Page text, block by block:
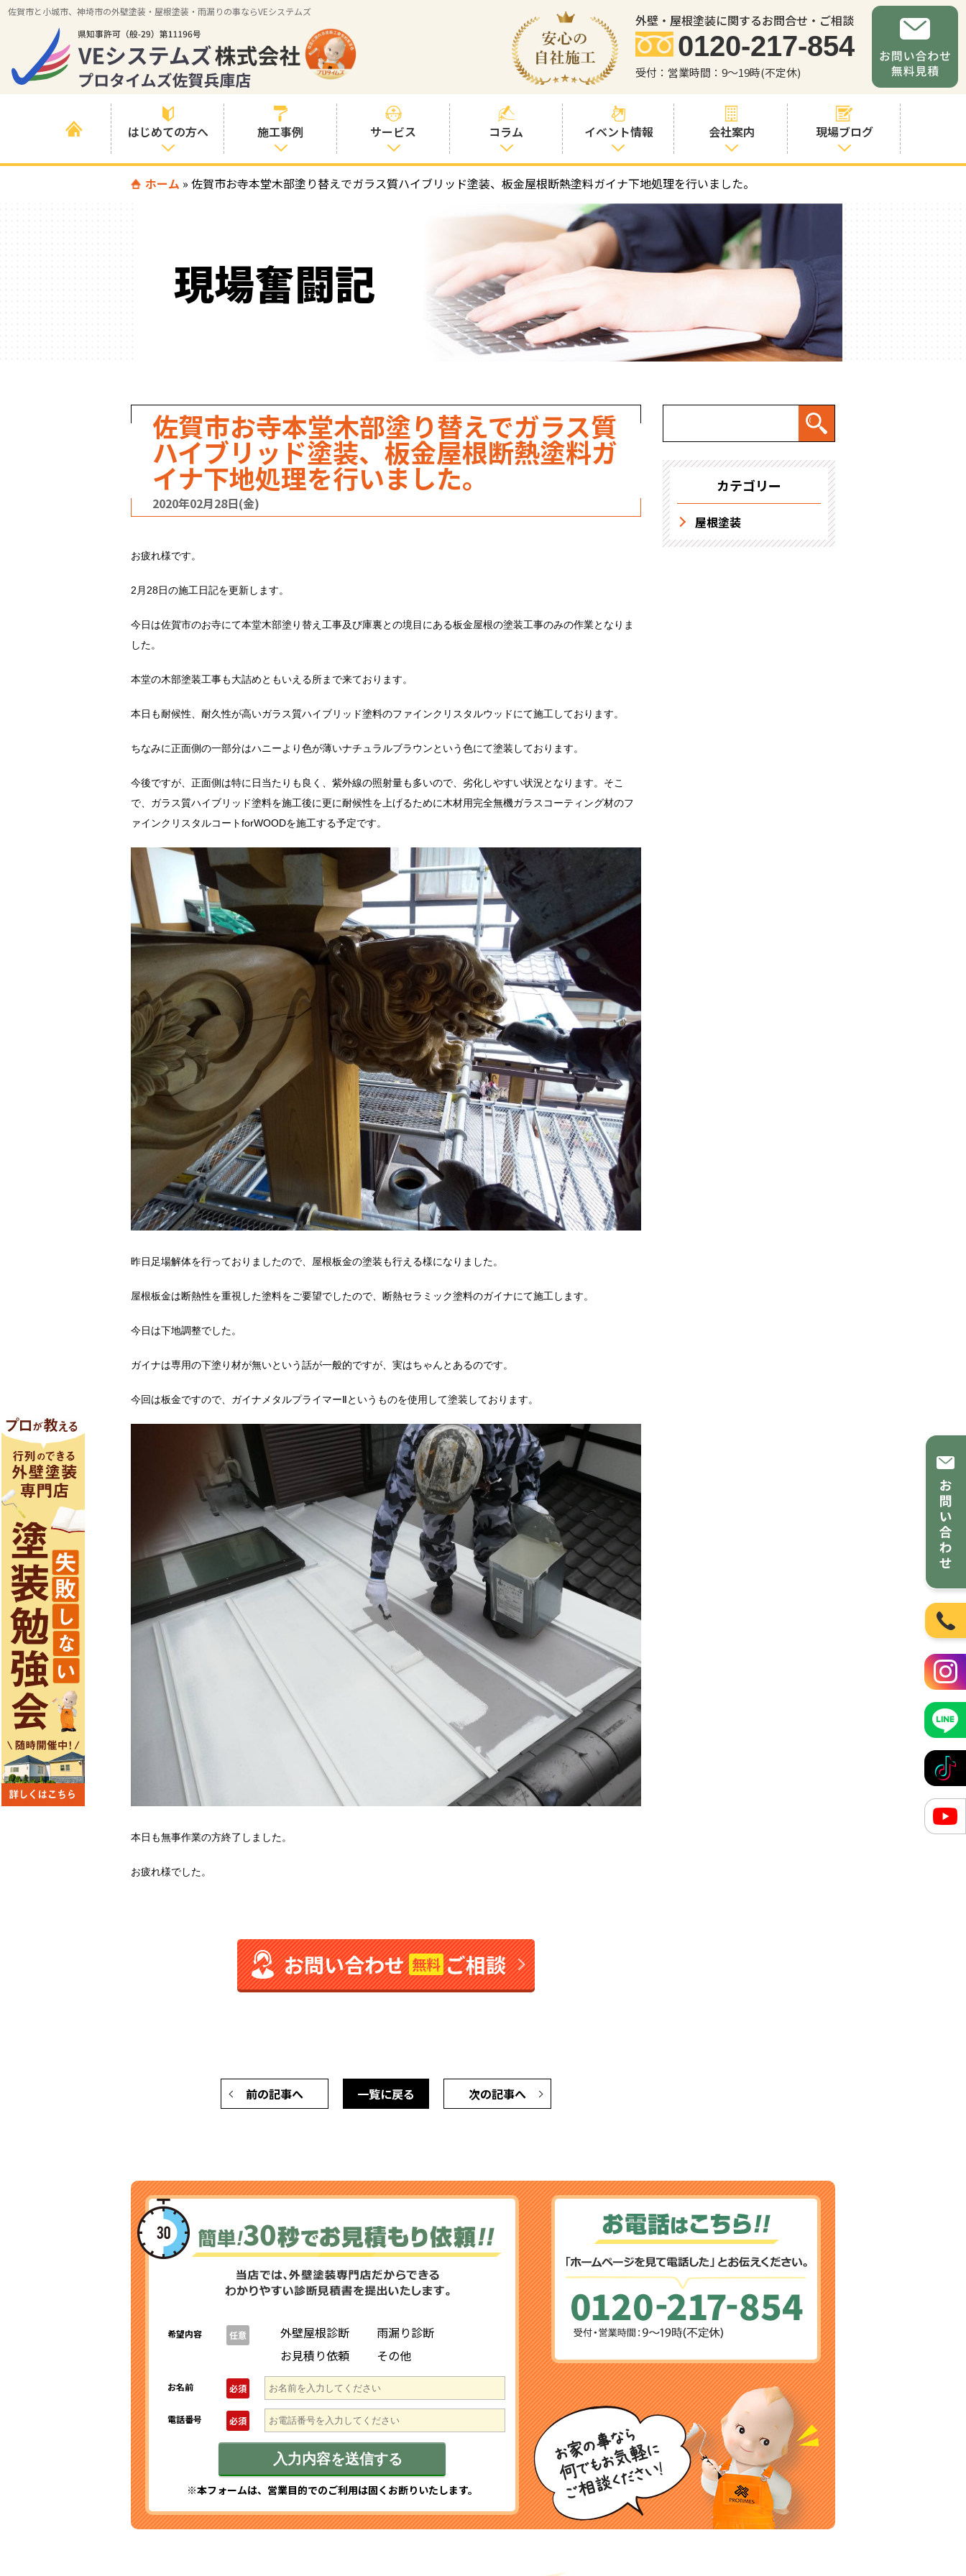
佐賀市と小城市、神埼市の外壁塗装・屋根塗装・雨漏りの事ならVEシステムズ
外壁・屋根塗装に関するお問合せ・ご相談
0120-217-854
受付：営業時間：9～19時(不定休)
はじめての方へ
はじめて外壁塗
いる方へ
喜んでいただけ
る３つの理由
施工事例
すべての事例
例
色の事例
サービス
塗装プランと価
お客様との交流
を大切に
見積書の見方
コラム
社長コラム
塗装コラム
塗料コラム
イベント情報 会社案内
会社案内
職人・スタッフ
紹介
お問い合わせか
らの流れ
求人情報
現場ブログ
ホーム » 佐賀市お寺本堂木部塗り替えでガラス質ハイブリッド塗装、板金屋根断熱塗料ガイナ下地処理を行いました。
現場奮闘記
佐賀市お寺本堂木部塗り替えでガラス質
ハイブリッド塗装、板金屋根断熱塗料ガ
イナ下地処理を行いました。
2020年02月28日(金)
お疲れ様です。
2月28日の施工日記を更新します。
今日は佐賀市のお寺にて本堂木部塗り替え工事及び庫裏との境目にある板金屋根の塗装工事のみの作業となりま
した。
本堂の木部塗装工事も大詰めともいえる所まで来ております。
本日も耐候性、耐久性が高いガラス質ハイブリッド塗料のファインクリスタルウッドにて施工しております。
ちなみに正面側の一部分はハニーより色が薄いナチュラルブラウンという色にて塗装しております。
今後ですが、正面側は特に日当たりも良く、紫外線の照射量も多いので、劣化しやすい状況となります。そこ
で、ガラス質ハイブリッド塗料を施工後に更に耐候性を上げるために木材用完全無機ガラスコーティング材のフ
ァインクリスタルコートforWOODを施工する予定です。
昨日足場解体を行っておりましたので、屋根板金の塗装も行える様になりました。
屋根板金は断熱性を重視した塗料をご要望でしたので、断熱セラミック塗料のガイナにて施工します。
今日は下地調整でした。
ガイナは専用の下塗り材が無いという話が一般的ですが、実はちゃんとあるのです。
今回は板金ですので、ガイナメタルプライマーⅡというものを使用して塗装しております。
本日も無事作業の方終了しました。
お疲れ様でした。
お問い合わせ無料 ご相談
前の記事へ 次の記事へ
一覧に戻る
カテゴリー
屋根塗装
希望内容 任意 外壁屋根診断
雨漏り診断
お見積り依頼
その他
お名前 必須
電話番号 必須
※本フォームは、営業目的でのご利用は固くお断りいたします。